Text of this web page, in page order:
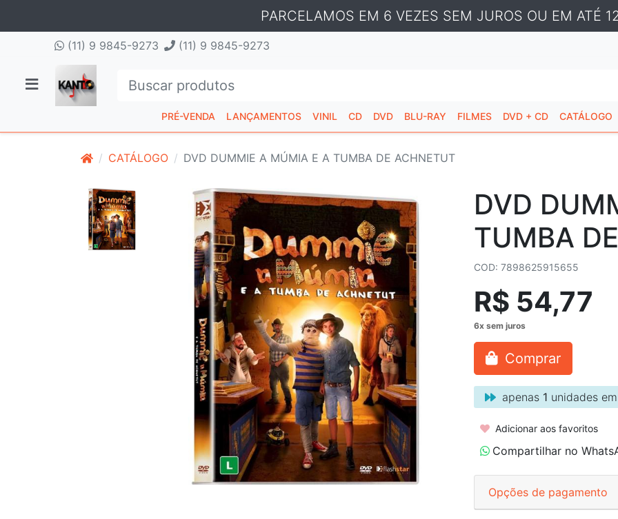
PARCELAMOS EM 6 VEZES SEM JUROS OU EM ATÉ
(11) 9 9845-9273 (11) 9 9845-9273
PRÉ-VENDA LANÇAMENTOS VINIL CD DVD BLU-RAY FILMES DVD + CD CATÁLOGO
CATÁLOGO DVD DUMMIE A MÚMIA E A TUMBA DE ACHNETUT
DVD
TUMBA
COD: 7898625915655
R$ 54,77
Comprar
apenas 1 unidades
Adicionar aos favoritos
Compartilhar no
Opções de pagamento